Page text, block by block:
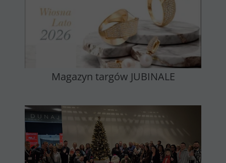
Magazyn targów JUBINALE